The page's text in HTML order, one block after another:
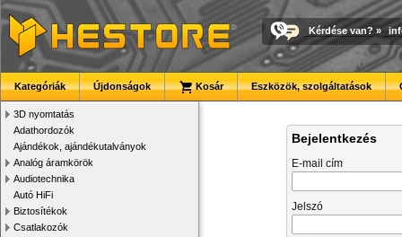
Kérdése van? »
Kategóriák Újdonságok Kosár Eszközök, szolgáltatások
3D nyomtatás
Adathordozók
Ajándékok, ajándékutalványok
Analóg áramkörök
Audiotechnika
Autó HiFi
Biztosítékok
Csatlakozók
Bejelentkezés
E-mail cím
Jelszó